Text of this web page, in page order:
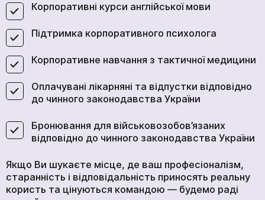
Корпоративні курси англійської мови
Підтримка корпоративного психолога
Корпоративне навчання з тактичної медицини
Оплачувані лікарняні та відпустки відповідно
до чинного законодавства України
Бронювання для військовозобов’язаних
відповідно до чинного законодавства України
Якщо Ви шукаєте місце, де ваш професіоналізм,
старанність і відповідальність приносять реальну
користь та цінуються командою — будемо раді